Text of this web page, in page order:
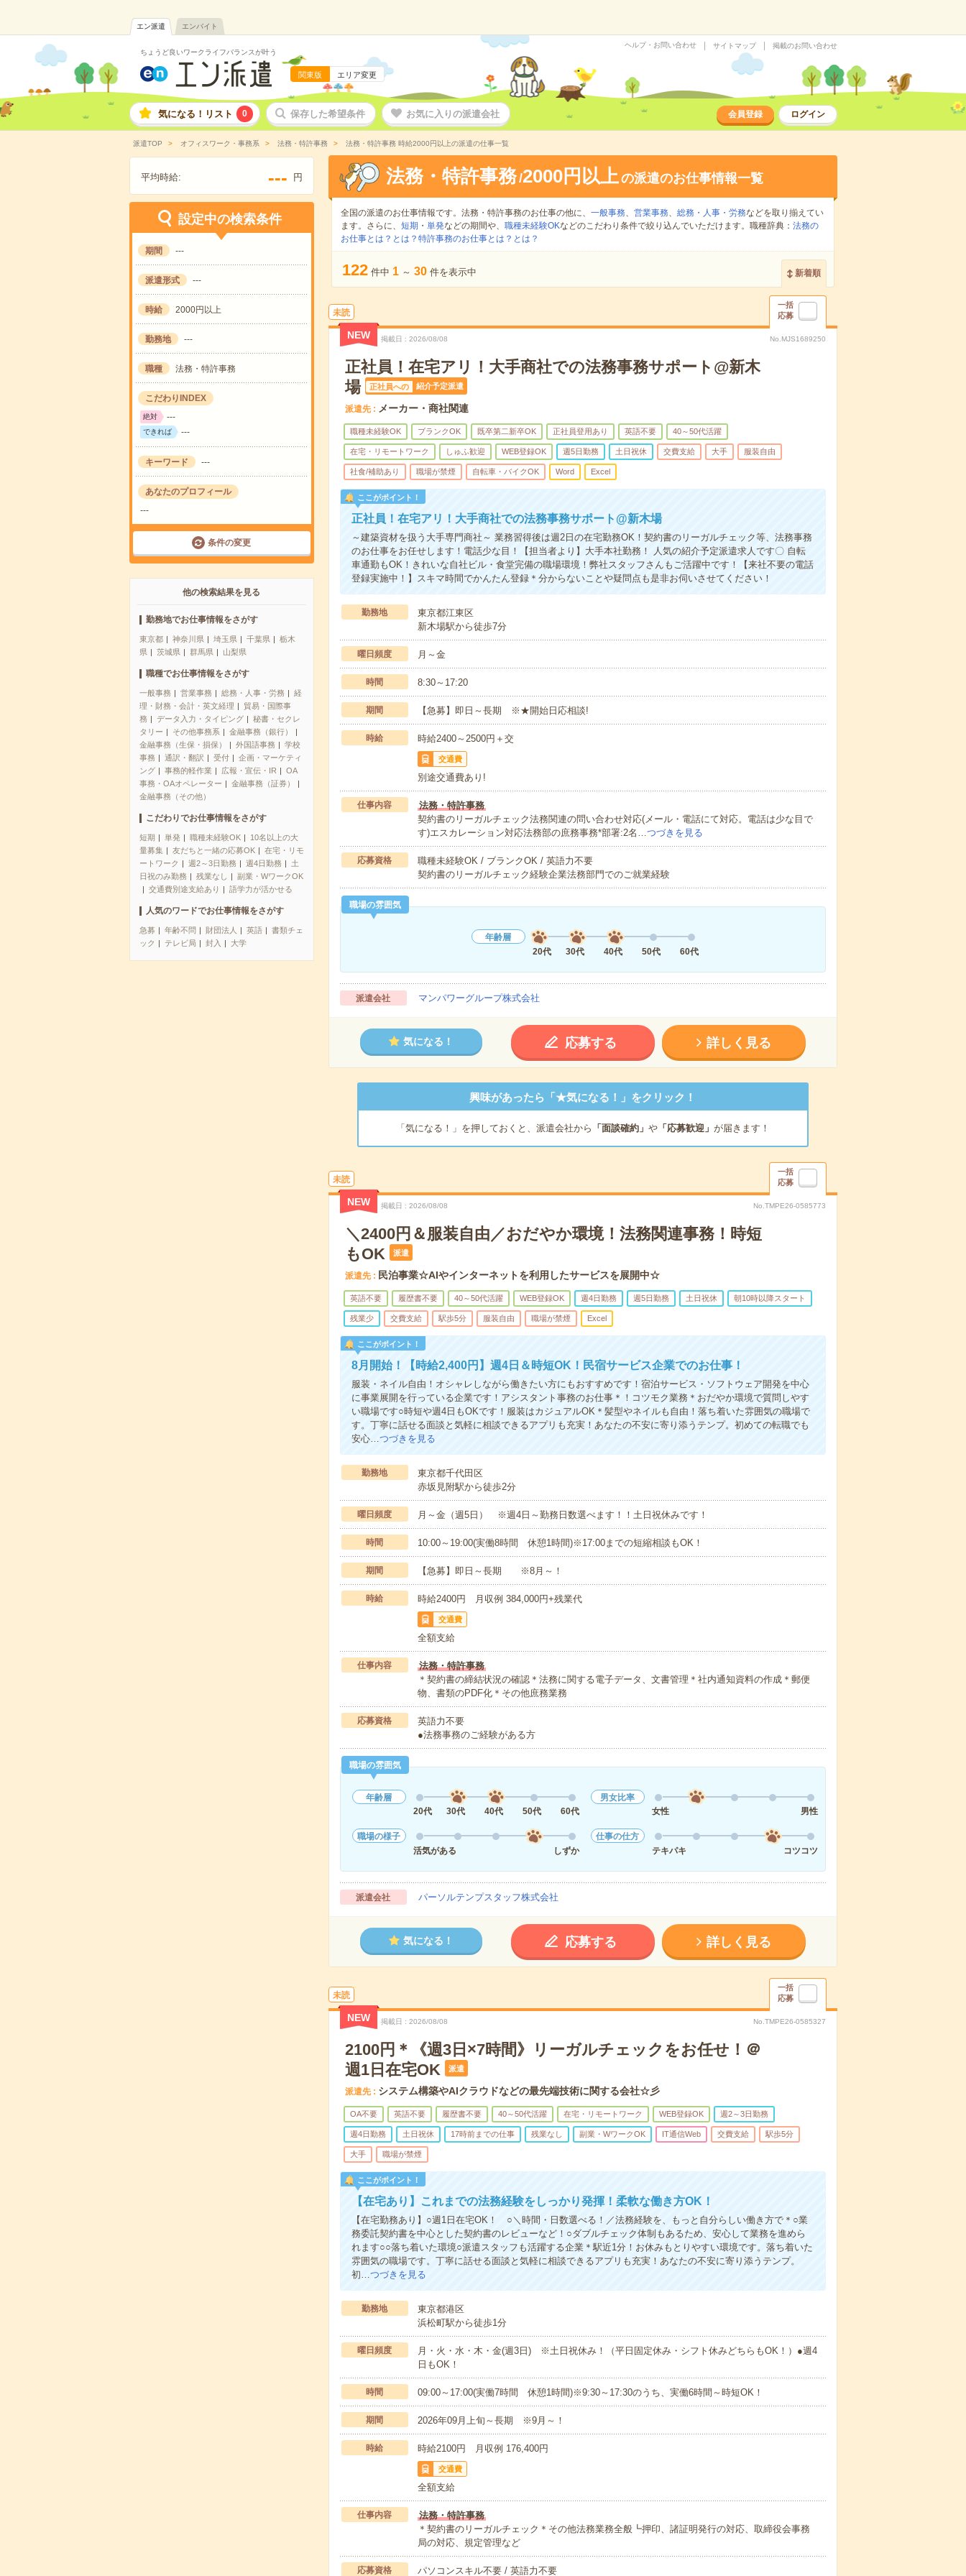
エン派遣 エンバイト
ちょうど良いワークライフバランスが叶う
関東版 エリア変更
ヘルプ・お問い合わせ サイトマップ 掲載のお問い合わせ
気になる！リスト 0 保存した希望条件 お気に入りの派遣会社 会員登録 ログイン
派遣TOP オフィスワーク・事務系 法務・特許事務 法務・特許事務 時給2000円以上の派遣の仕事一覧
平均時給: --- 円
設定中の検索条件
期間 ---
派遣形式 ---
時給 2000円以上
勤務地 ---
職種 法務・特許事務
こだわりINDEX
絶対 ---
できれば ---
キーワード ---
あなたのプロフィール
---
条件の変更
他の検索結果を見る
勤務地でお仕事情報をさがす
東京都 神奈川県 埼玉県 千葉県
栃木
県
茨城県 群馬県 山梨県
職種でお仕事情報をさがす
一般事務 営業事務 総務・人事・労務
経
理・財務・会計・英文経理
貿易・国際事
務
データ入力・タイピング
秘書・セクレ
タリー
その他事務系
金融事務（銀行）
金融事務（生保・損保）
外国語事務
学校
事務
通訳・翻訳 受付
企画・マーケティ
ング
事務的軽作業 広報・宣伝・IR
OA
事務・OAオペレーター
金融事務（証券）
金融事務（その他）
こだわりでお仕事情報をさがす
短期 単発 職種未経験OK
10名以上の大
量募集
友だちと一緒の応募OK
在宅・リモ
ートワーク
週2～3日勤務 週4日勤務
土
日祝のみ勤務
残業なし
副業・WワークOK
交通費別途支給あり
語学力が活かせる
人気のワードでお仕事情報をさがす
急募 年齢不問 財団法人 英語
書類チェ
ック
テレビ局 封入 大学
法務・特許事務/2000円以上の派遣のお仕事情報一覧
全国の派遣のお仕事情報です。法務・特許事務のお仕事の他に、 一般事務、 営業事務、 総務・人事・労務などを取り揃えてい
ます。さらに、 短期 ・ 単発などの期間や、 職種未経験OKなどのこだわり条件で絞り込んでいただけます。職種辞典： 法務の
お仕事とは？とは？ 特許事務のお仕事とは？とは？
122 件中 1 ～ 30 件を表示中 新着順
未読
一括
応募
NEW 掲載日 2026/08/08 No.MJS1689250
正社員！在宅アリ！大手商社での法務事務サポート@新木
場
正社員への 紹介予定派遣
派遣先 メーカー・商社関連
職種未経験OK ブランクOK 既卒第二新卒OK 正社員登用あり 英語不要 40～50代活躍
在宅・リモートワーク しゅふ歓迎 WEB登録OK 週5日勤務 土日祝休 交費支給 大手 服装自由
社食/補助あり 職場が禁煙 自転車・バイクOK Word Excel
ここがポイント！
正社員！在宅アリ！大手商社での法務事務サポート@新木場
～建築資材を扱う大手専門商社～ 業務習得後は週2日の在宅勤務OK！契約書のリーガルチェック等、法務事務
のお仕事をお任せします！電話少な目！【担当者より】大手本社勤務！ 人気の紹介予定派遣求人です〇 自転
車通勤もOK！きれいな自社ビル・食堂完備の職場環境！弊社スタッフさんもご活躍中です！【来社不要の電話
登録実施中！】スキマ時間でかんたん登録＊分からないことや疑問点も是非お伺いさせてください！
勤務地
東京都江東区
新木場駅から徒歩7分
曜日頻度 月～金
時間 8:30～17:20
期間 【急募】即日～長期 ※★開始日応相談!
時給 時給2400～2500円＋交
交通費
別途交通費あり!
仕事内容
法務・特許事務
契約書のリーガルチェック法務関連の問い合わせ対応(メール・電話にて対応。電話は少な目で
す)エスカレーション対応法務部の庶務事務*部署:2名…つづきを見る
応募資格
職種未経験OK / ブランクOK / 英語力不要
契約書のリーガルチェック経験企業法務部門でのご就業経験
職場の雰囲気
年齢層
20代
30代 40代 50代 60代
派遣会社 マンパワーグループ株式会社
気になる！ 応募する 詳しく見る
興味があったら「★気になる！」をクリック！
「気になる！」を押しておくと、派遣会社から 「面談確約」 や「応募歓迎」 が届きます！
未読
一括
応募
NEW 掲載日 2026/08/08 No.TMPE26-0585773
＼2400円＆服装自由／おだやか環境！法務関連事務！時短
もOK
派遣
派遣先 民泊事業☆AIやインターネットを利用したサービスを展開中☆
英語不要 履歴書不要 40～50代活躍 WEB登録OK 週4日勤務 週5日勤務 土日祝休 朝10時以降スタート
残業少 交費支給 駅歩5分 服装自由 職場が禁煙 Excel
ここがポイント！
8月開始！【時給2,400円】週4日＆時短OK！民宿サービス企業でのお仕事！
服装・ネイル自由！オシャレしながら働きたい方にもおすすめです！宿泊サービス・ソフトウェア開発を中心
に事業展開を行っている企業です！アシスタント事務のお仕事＊！コツモク業務＊おだやか環境で質問しやす
い職場です○時短や週4日もOKです！服装はカジュアルOK＊髪型やネイルも自由！落ち着いた雰囲気の職場で
す。丁寧に話せる面談と気軽に相談できるアプリも充実！あなたの不安に寄り添うテンプ。初めての転職でも
安心… つづきを見る
勤務地
東京都千代田区
赤坂見附駅から徒歩2分
曜日頻度 月～金（週5日） ※週4日～勤務日数選べます！！土日祝休みです！
時間 10:00～19:00(実働8時間 休憩1時間)※17:00までの短縮相談もOK！
期間 【急募】即日～長期 ※8月～！
時給 時給2400円 月収例 384,000円+残業代
交通費
全額支給
仕事内容
法務・特許事務
＊契約書の締結状況の確認＊法務に関する電子データ、文書管理＊社内通知資料の作成＊郵便
物、書類のPDF化＊その他庶務業務
応募資格
英語力不要
●法務事務のご経験がある方
職場の雰囲気
年齢層
20代
30代 40代 50代 60代
男女比率
女性
男性
職場の様子
活気がある
しずか
仕事の仕方
テキパキ
コツコツ
派遣会社 パーソルテンプスタッフ株式会社
気になる！ 応募する 詳しく見る
未読
一括
応募
NEW 掲載日 2026/08/08 No.TMPE26-0585327
2100円＊《週3日×7時間》リーガルチェックをお任せ！＠
週1日在宅OK
派遣
派遣先 システム構築やAIクラウドなどの最先端技術に関する会社☆彡
OA不要 英語不要 履歴書不要 40～50代活躍 在宅・リモートワーク WEB登録OK 週2～3日勤務
週4日勤務 土日祝休 17時前までの仕事 残業なし 副業・WワークOK IT通信Web 交費支給 駅歩5分
大手 職場が禁煙
ここがポイント！
【在宅あり】これまでの法務経験をしっかり発揮！柔軟な働き方OK！
【在宅勤務あり】○週1日在宅OK！ ○＼時間・日数選べる！／法務経験を、もっと自分らしい働き方で＊○業
務委託契約書を中心とした契約書のレビューなど！○ダブルチェック体制もあるため、安心して業務を進めら
れます○○落ち着いた環境○派遣スタッフも活躍する企業＊駅近1分！お休みもとりやすい環境です。落ち着いた
雰囲気の職場です。丁寧に話せる面談と気軽に相談できるアプリも充実！あなたの不安に寄り添うテンプ。
初… つづきを見る
勤務地
東京都港区
浜松町駅から徒歩1分
曜日頻度
月・火・水・木・金(週3日) ※土日祝休み！（平日固定休み・シフト休みどちらもOK！）●週4
日もOK！
時間 09:00～17:00(実働7時間 休憩1時間)※9:30～17:30のうち、実働6時間～時短OK！
期間 2026年09月上旬～長期 ※9月～！
時給 時給2100円 月収例 176,400円
交通費
全額支給
仕事内容
法務・特許事務
＊契約書のリーガルチェック＊その他法務業務全般┗押印、諸証明発行の対応、取締役会事務
局の対応、規定管理など
応募資格 パソコンスキル不要 / 英語力不要